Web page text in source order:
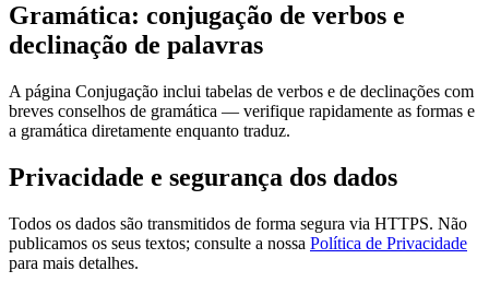
Gramática: conjugação de verbos e
declinação de palavras
A página Conjugação inclui tabelas de verbos e de declinações com
breves conselhos de gramática — verifique rapidamente as formas e
a gramática diretamente enquanto traduz.
Privacidade e segurança dos dados
Todos os dados são transmitidos de forma segura via HTTPS. Não
publicamos os seus textos; consulte a nossa Política de Privacidade
para mais detalhes.